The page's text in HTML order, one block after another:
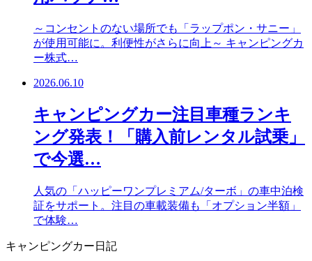
～コンセントのない場所でも「ラップポン・サニー」
が使用可能に。利便性がさらに向上～ キャンピングカ
ー株式…
2026.06.10
キャンピングカー注目車種ランキ
ング発表！「購入前レンタル試乗」
で今選…
人気の「ハッピーワンプレミアム/ターボ」の車中泊検
証をサポート。注目の車載装備も「オプション半額」
で体験…
キャンピングカー日記